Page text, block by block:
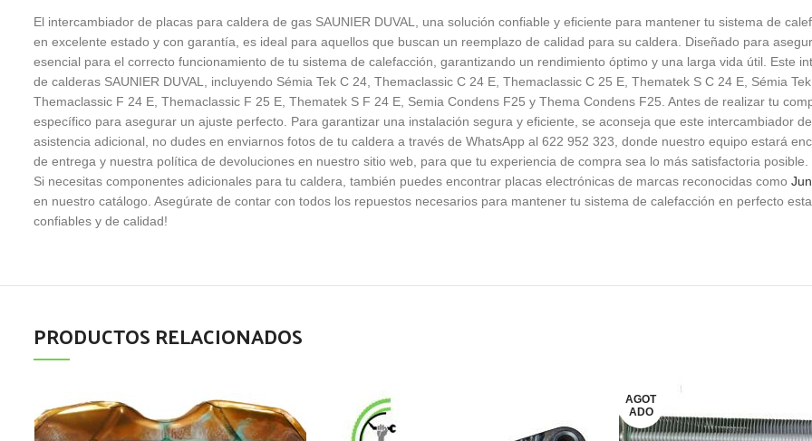
El intercambiador de placas para caldera de gas SAUNIER DUVAL, una solución confiable y eficiente para mantener tu sistema de
en excelente estado y con garantía, es ideal para aquellos que buscan un reemplazo de calidad para su caldera. Diseñado para
esencial para el correcto funcionamiento de tu sistema de calefacción, garantizando un rendimiento óptimo y una larga vida útil. Este
de calderas SAUNIER DUVAL, incluyendo Sémia Tek C 24, Themaclassic C 24 E, Themaclassic C 25 E, Thematek S C 24 E, Sémia
Themaclassic F 24 E, Themaclassic F 25 E, Thematek S F 24 E, Semia Condens F25 y Thema Condens F25. Antes de realizar tu
específico para asegurar un ajuste perfecto. Para garantizar una instalación segura y eficiente, se aconseja que este intercambiador
asistencia adicional, no dudes en enviarnos fotos de tu caldera a través de WhatsApp al 622 952 323, donde nuestro equipo estará
de entrega y nuestra política de devoluciones en nuestro sitio web, para que tu experiencia de compra sea lo más satisfactoria
Si necesitas componentes adicionales para tu caldera, también puedes encontrar placas electrónicas de marcas reconocidas como
en nuestro catálogo. Asegúrate de contar con todos los repuestos necesarios para mantener tu sistema de calefacción en perfecto
confiables y de calidad!
PRODUCTOS RELACIONADOS
AGOT
ADO